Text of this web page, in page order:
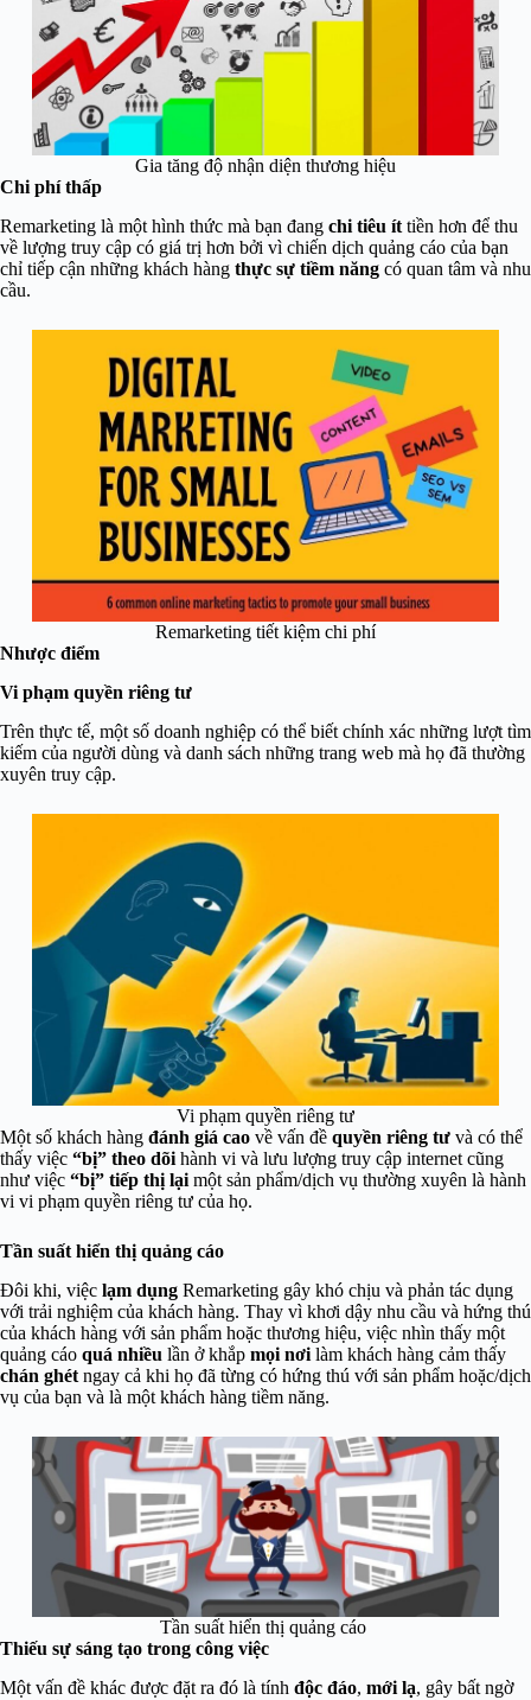
Gia tăng độ nhận diện thương hiệu
Chi phí thấp
Remarketing là một hình thức mà bạn đang chi tiêu ít tiền hơn để thu
về lượng truy cập có giá trị hơn bởi vì chiến dịch quảng cáo của bạn
chỉ tiếp cận những khách hàng thực sự tiềm năng có quan tâm và nhu
cầu.
Remarketing tiết kiệm chi phí
Nhược điểm
Vi phạm quyền riêng tư
Trên thực tế, một số doanh nghiệp có thể biết chính xác những lượt tìm
kiếm của người dùng và danh sách những trang web mà họ đã thường
xuyên truy cập.
Vi phạm quyền riêng tư
Một số khách hàng đánh giá cao về vấn đề quyền riêng tư và có thể
thấy việc “bị” theo dõi hành vi và lưu lượng truy cập internet cũng
như việc “bị” tiếp thị lại một sản phẩm/dịch vụ thường xuyên là hành
vi vi phạm quyền riêng tư của họ.
Tần suất hiển thị quảng cáo
Đôi khi, việc lạm dụng Remarketing gây khó chịu và phản tác dụng
với trải nghiệm của khách hàng. Thay vì khơi dậy nhu cầu và hứng thú
của khách hàng với sản phẩm hoặc thương hiệu, việc nhìn thấy một
quảng cáo quá nhiều lần ở khắp mọi nơi làm khách hàng cảm thấy
chán ghét ngay cả khi họ đã từng có hứng thú với sản phẩm hoặc/dịch
vụ của bạn và là một khách hàng tiềm năng.
Tần suất hiển thị quảng cáo
Thiếu sự sáng tạo trong công việc
Một vấn đề khác được đặt ra đó là tính độc đáo, mới lạ, gây bất ngờ